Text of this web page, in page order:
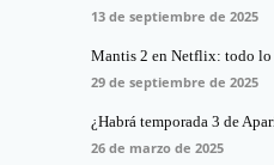
13 de septiembre de 2025
Mantis 2 en Netflix: todo lo
29 de septiembre de 2025
¿Habrá temporada 3 de
26 de marzo de 2025